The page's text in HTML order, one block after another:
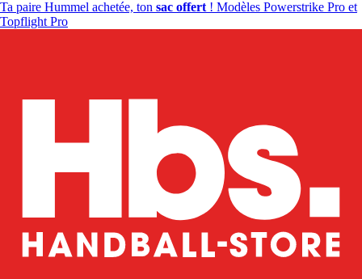
Ta paire Hummel achetée, ton sac offert ! Modèles Powerstrike Pro et
Topflight Pro